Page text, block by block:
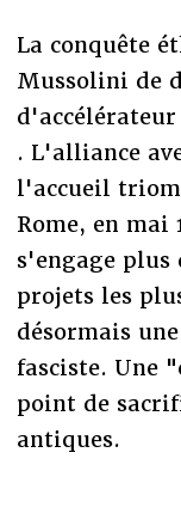
La conquête
Mussolini de
. L'alliance
l'accueil
Rome, en mai
s'engage plus
projets les
désormais
fasciste. Une
point de
antiques.